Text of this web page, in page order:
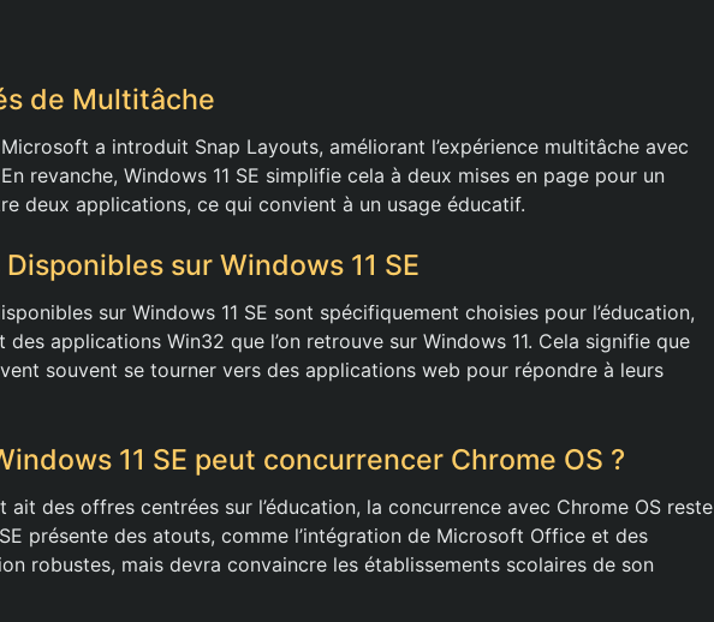
de Multitâche
Microsoft a introduit Snap Layouts, améliorant l’expérience multitâche avec
revanche, Windows 11 SE simplifie cela à deux mises en page pour un
deux applications, ce qui convient à un usage éducatif.
sur Windows 11 SE
sur Windows 11 SE sont spécifiquement choisies pour l’éducation,
applications Win32 que l’on retrouve sur Windows 11. Cela signifie que
souvent se tourner vers des applications web pour répondre à leurs
11 SE peut concurrencer Chrome OS ?
ait des offres centrées sur l’éducation, la concurrence avec Chrome OS reste
présente des atouts, comme l’intégration de Microsoft Office et des
robustes, mais devra convaincre les établissements scolaires de son